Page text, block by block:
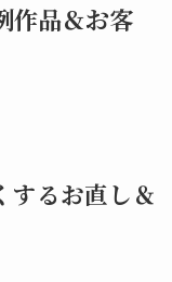
作品＆お客
するお直し＆